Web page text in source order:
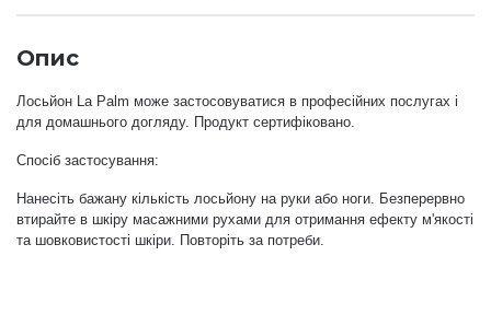
Аксесуари
Опис
Лосьйон La Palm може застосовуватися в професійних послугах і
для домашнього догляду. Продукт сертифіковано.
Спосіб застосування:
Нанесіть бажану кількість лосьйону на руки або ноги. Безперервно
втирайте в шкіру масажними рухами для отримання ефекту м'якості
та шовковистості шкіри. Повторіть за потреби.